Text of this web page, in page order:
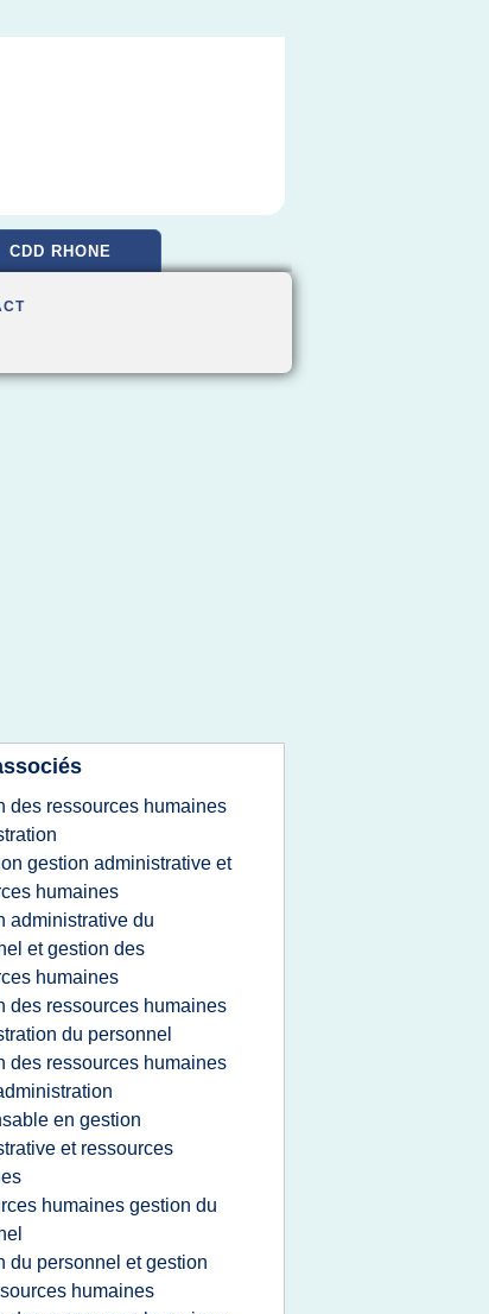
CDD RHONE
des ressources humaines
gestion administrative et
humaines
administrative du
et gestion des
humaines
des ressources humaines
du personnel
des ressources humaines
en gestion
et ressources
humaines gestion du
du personnel et gestion
humaines